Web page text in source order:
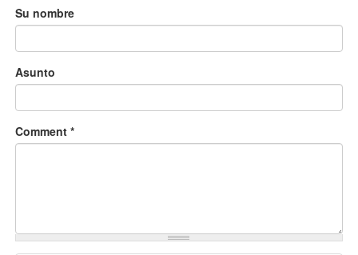
Su nombre
Asunto
Comment *